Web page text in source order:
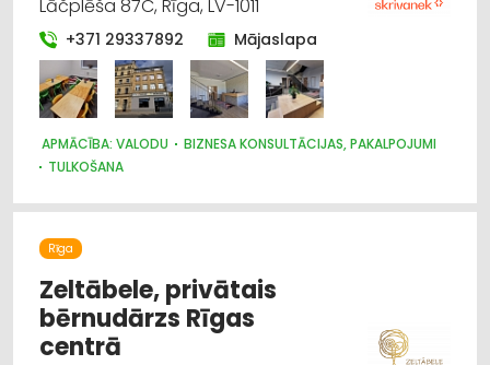
Lāčplēša 87C, Rīga, LV-1011
+371 29337892 Mājaslapa
APMĀCĪBA: VALODU
BIZNESA KONSULTĀCIJAS, PAKALPOJUMI
TULKOŠANA
Rīga
Zeltābele, privātais
bērnudārzs Rīgas
centrā